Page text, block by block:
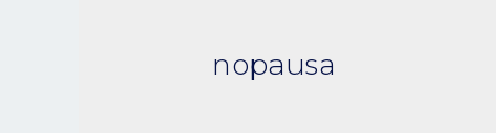
nopausa